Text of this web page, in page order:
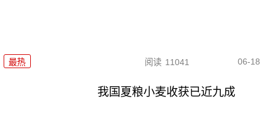
最热 阅读 11041 06-18
我国夏粮小麦收获已近九成